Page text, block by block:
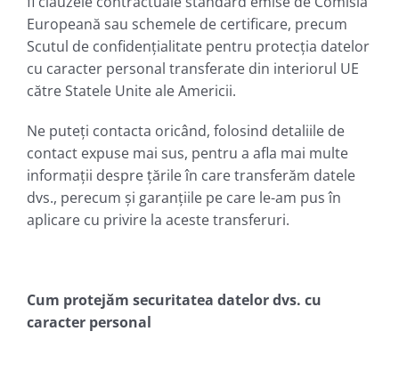
Europeană sau schemele de certificare, precum
Scutul de confidențialitate pentru protecția datelor
cu caracter personal transferate din interiorul UE
către Statele Unite ale Americii.
Ne puteți contacta oricând, folosind detaliile de
contact expuse mai sus, pentru a afla mai multe
informații despre țările în care transferăm datele
dvs., perecum și garanțiile pe care le-am pus în
aplicare cu privire la aceste transferuri.
Cum protejăm securitatea datelor dvs. cu
caracter personal